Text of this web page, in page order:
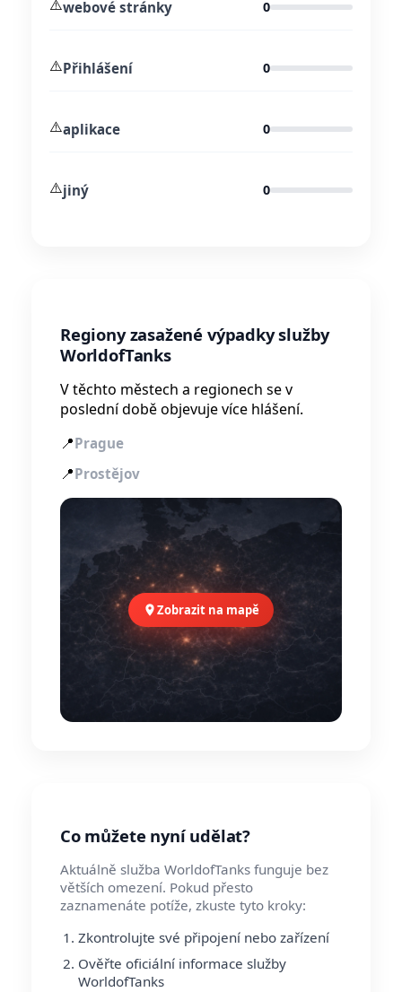
⚠️webové stránky 0
⚠️Přihlášení 0
⚠️aplikace 0
⚠️jiný 0
Regiony zasažené výpadky služby
WorldofTanks
V těchto městech a regionech se v
poslední době objevuje více hlášení.
📍Prague
📍Prostějov
Zobrazit na mapě
Co můžete nyní udělat?
Aktuálně služba WorldofTanks funguje bez
větších omezení. Pokud přesto
zaznamenáte potíže, zkuste tyto kroky:
Zkontrolujte své připojení nebo zařízení
Ověřte oficiální informace služby
WorldofTanks